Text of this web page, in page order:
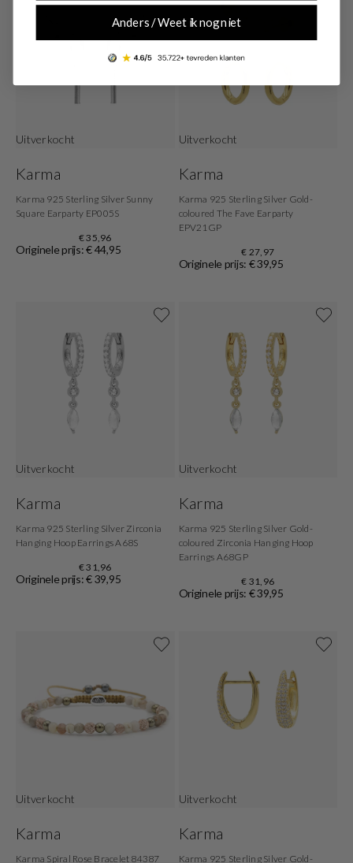
Uitverkocht
Karma
Karma 925 Sterling Silver Sunny
Square Earparty EP005S
€ 35,96
Originele prijs: € 44,95
Uitverkocht
Karma
Karma 925 Sterling Silver Gold-
coloured The Fave Earparty
EPV21GP
€ 27,97
Originele prijs: € 39,95
Uitverkocht
Karma
Karma 925 Sterling Silver Zirconia
Hanging Hoop Earrings A68S
€ 31,96
Originele prijs: € 39,95
Uitverkocht
Karma
Karma 925 Sterling Silver Gold-
coloured Zirconia Hanging Hoop
Earrings A68GP
€ 31,96
Originele prijs: € 39,95
Uitverkocht
Karma
Karma Spiral Rose Bracelet 84387
Uitverkocht
Karma
Karma 925 Sterling Silver Gold-
Anders / Weet ik nog niet